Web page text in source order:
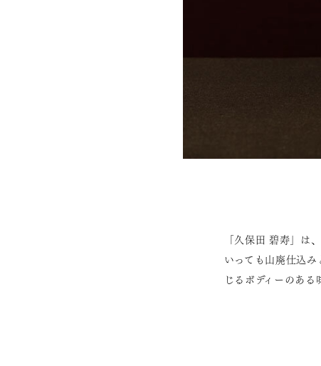
「久保田 碧寿」は
いっても山廃仕込
じるボディーのあ